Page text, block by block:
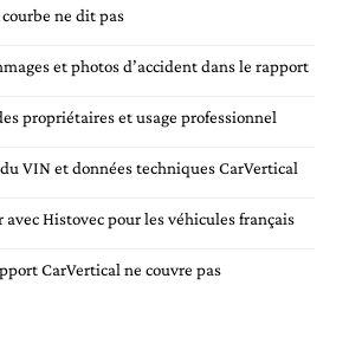
ne dit pas
et photos d’accident dans le rapport
propriétaires et usage professionnel
VIN et données techniques CarVertical
avec Histovec pour les véhicules français
CarVertical ne couvre pas